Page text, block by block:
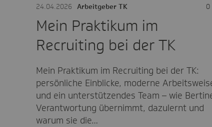
24.04.2026 Arbeitgeber TK 0
Mein Praktikum im
Recruiting bei der TK
Mein Praktikum im Recruiting bei der TK:
persönliche Einblicke, moderne
und ein unterstützendes Team – wie
Verantwortung übernimmt, dazulernt und
warum sie die…